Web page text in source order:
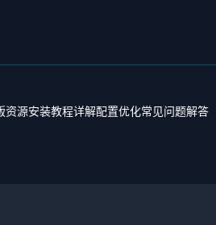
源安装教程详解配置优化常见问题解答